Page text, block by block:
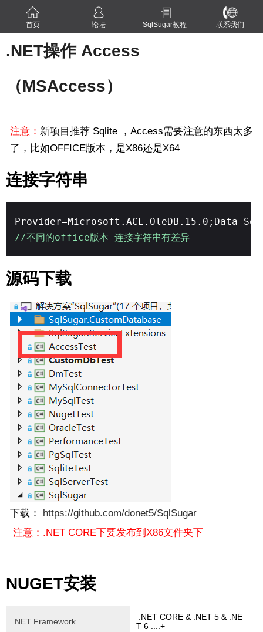
首页 论坛 SqlSugar教程 联系我们
.NET操作 Access
（MSAccess）
注意： 新项目推荐 Sqlite ，Access需要注意的东西太多
了，比如OFFICE版本，是X86还是X64
连接字符串
Provider=Microsoft.ACE.OleDB.15.0;Data
//不同的office版本 连接字符串有差异
源码下载
下载： https://github.com/donet5/SqlSugar
注意：.NET CORE下要发布到X86文件夹下
NUGET安装
.NET Framework
.NET CORE & .NET 5 & .NE
T 6 ....+